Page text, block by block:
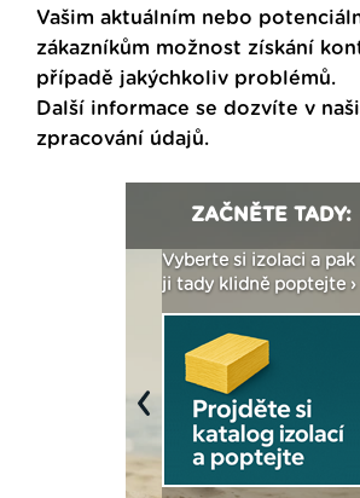
Vašim aktuálním nebo
zákazníkům možnost získání
případě jakýchkoliv problémů.
Další informace se dozvíte v
zpracování údajů.
ZAČNĚTE TADY:
Vyberte si izolaci a pak
ji tady klidně poptejte ›
Previous